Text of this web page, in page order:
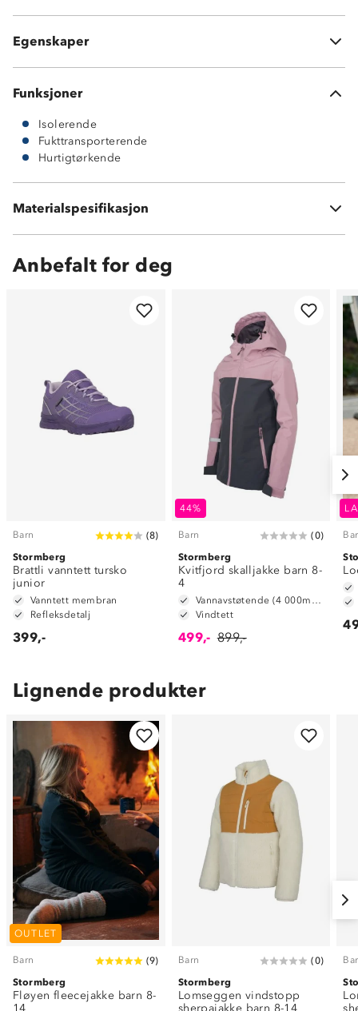
Egenskaper
OekoTex® standard 100
Funksjoner
Isolerende
Fukttransporterende
Hurtigtørkende
Materialspesifikasjon
100 % polyester
Anbefalt for deg
Barn (8)
Stormberg
Brattli vanntett tursko
junior
Vanntett membran
Refleksdetalj
399,-
44%
Barn (0)
Stormberg
Kvitfjord skalljakke barn 8-
4
Vindtett
499,- 899,-
Lignende produkter
OUTLET
Barn (9)
Stormberg
Fløyen fleecejakke barn 8-
14
Barn (0)
Stormberg
Lomseggen vindstopp
sherpajakke barn 8-14